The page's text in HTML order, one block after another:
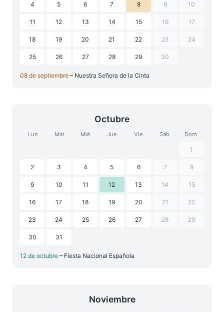
4 5 6 7 8 9 10
11 12 13 14 15 16 17
18 19 20 21 22 23 24
25 26 27 28 29 30
08 de septiembre – Nuestra Señora de la Cinta
Octubre
Lun Mar Mié Jue Vie Sáb Dom
1
2 3 4 5 6 7 8
9 10 11 12 13 14 15
16 17 18 19 20 21 22
23 24 25 26 27 28 29
30 31
12 de octubre – Fiesta Nacional Española
Noviembre